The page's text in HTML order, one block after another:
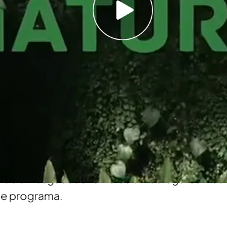
cotidiana constituyen el eje argumental de
vicisitudes de estos brillantes
su labor clínica veterinaria en Bondi Beach,
y concurridas de Sidney.
lunes a viernes a las 13.05 horas
trabajo salvando la vida a animales
en peligro, el carismático Chris Brown
de Bondi para disfrutar de unas
arriesgadas aventuras en los lugares más
programa.